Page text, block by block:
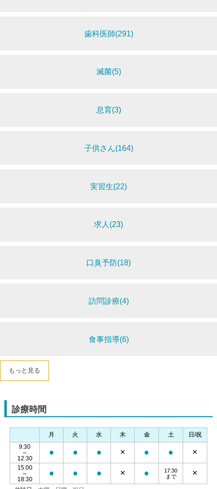
歯科医師(291)
滅菌(5)
息育(3)
子供さん(164)
実習生(22)
求人(23)
口臭予防(18)
訪問診療(4)
食事指導(6)
もっと見る
診療時間
月 火 水 木 金 土
日/祝
9:30
～
12:30
● ● ● × ● ● ×
15:00
～
18:30
● ● ● × ●
17:30
まで
×